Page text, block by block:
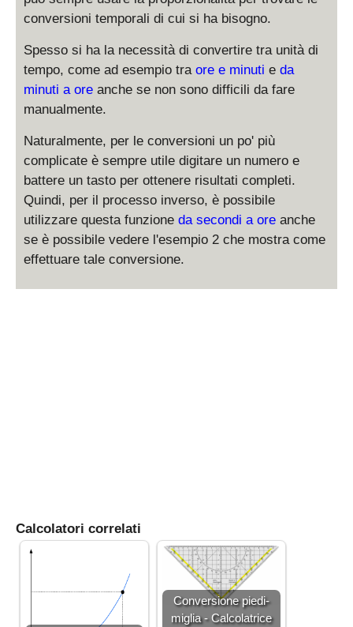
conversioni temporali di cui si ha bisogno.
Spesso si ha la necessità di convertire tra unità di
tempo, come ad esempio tra ore e minuti e da
minuti a ore anche se non sono difficili da fare
manualmente.
Naturalmente, per le conversioni un po' più
complicate è sempre utile digitare un numero e
battere un tasto per ottenere risultati completi.
Quindi, per il processo inverso, è possibile
utilizzare questa funzione da secondi a ore anche
se è possibile vedere l'esempio 2 che mostra come
effettuare tale conversione.
Calcolatori correlati
Conversione piedi-
miglia - Calcolatrice